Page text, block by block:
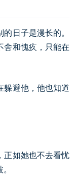
日子是漫长的。
舍和愧疚，只能在
躲避他，他也知道
正如她也不去看忧